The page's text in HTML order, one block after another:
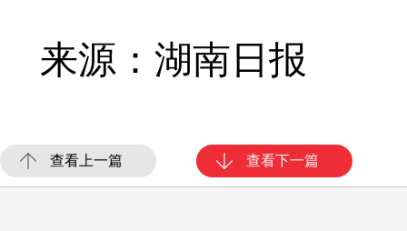
来源：湖南日报
查看上一篇 查看下一篇